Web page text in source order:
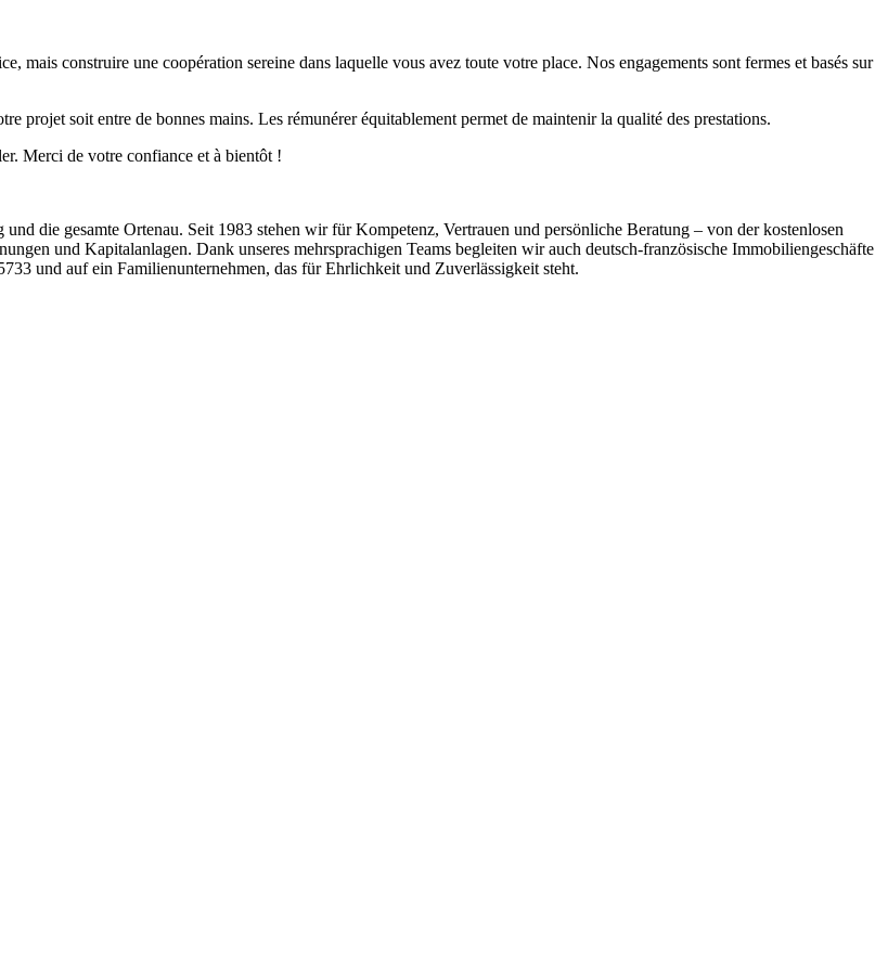
construire une coopération sereine dans laquelle vous avez toute votre place. Nos engagements sont fermes et basés sur
projet soit entre de bonnes mains. Les rémunérer équitablement permet de maintenir la qualité des prestations.
Merci de votre confiance et à bientôt !
die gesamte Ortenau. Seit 1983 stehen wir für Kompetenz, Vertrauen und persönliche Beratung – von der kostenlosen
und Kapitalanlagen. Dank unseres mehrsprachigen Teams begleiten wir auch deutsch-französische Immobiliengeschäfte
und auf ein Familienunternehmen, das für Ehrlichkeit und Zuverlässigkeit steht.